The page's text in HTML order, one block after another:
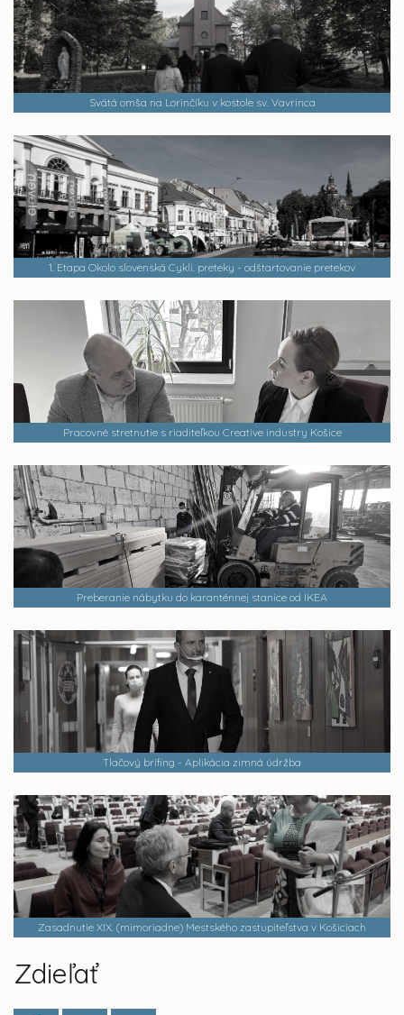
Svätá omša na Lorinčíku v kostole sv. Vavrinca
1. Etapa Okolo slovenská Cykli. preteky - odštartovanie pretekov
Pracovné stretnutie s riaditeľkou Creative industry Košice
Preberanie nábytku do karanténnej stanice od IKEA
Tlačový brífing - Aplikácia zimná údržba
Zasadnutie XIX. (mimoriadne) Mestského zastupiteľstva v Košiciach
Zdieľať